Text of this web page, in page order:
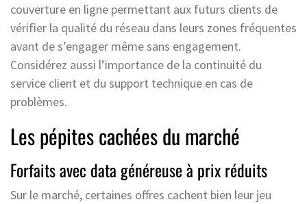
couverture en ligne permettant aux futurs clients de
vérifier la qualité du réseau dans leurs zones fréquentes
avant de s’engager même sans engagement.
Considérez aussi l’importance de la continuité du
service client et du support technique en cas de
problèmes.
Les pépites cachées du marché
Forfaits avec data généreuse à prix réduits
Sur le marché, certaines offres cachent bien leur jeu